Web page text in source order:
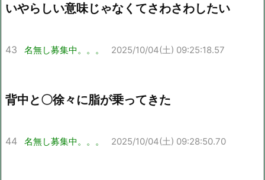
いやらしい意味じゃなくてさわさわしたい
43 名無し募集中。。。 2025/10/04(土) 09:25:18.57
背中と〇徐々に脂が乗ってきた
44 名無し募集中。。。 2025/10/04(土) 09:28:50.70